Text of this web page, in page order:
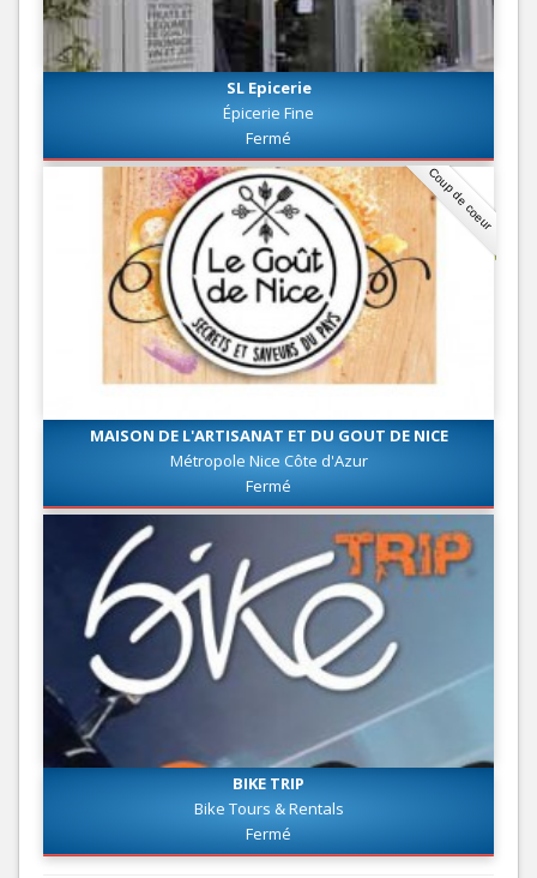
SL Epicerie
Épicerie Fine
Fermé
Coup de coeur
MAISON DE L'ARTISANAT ET DU GOUT DE NICE
Métropole Nice Côte d'Azur
Fermé
BIKE TRIP
Bike Tours & Rentals
Fermé